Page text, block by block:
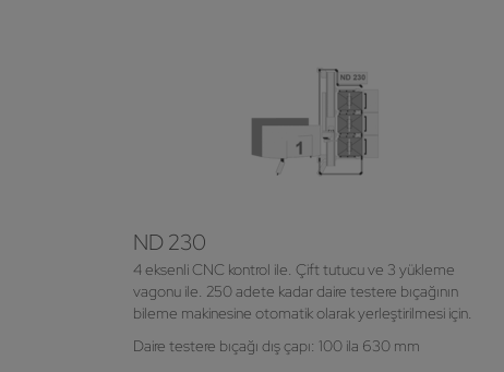
ND 230
4 eksenli CNC kontrol ile. Çift tutucu ve 3 yükleme
vagonu ile. 250 adete kadar daire testere bıçağının
bileme makinesine otomatik olarak yerleştirilmesi için.
Daire testere bıçağı dış çapı: 100 ila 630 mm